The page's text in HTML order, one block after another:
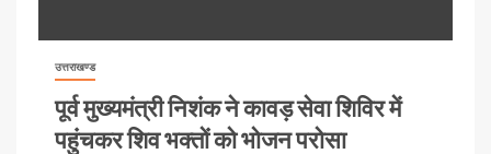
उत्तराखण्ड
पूर्व मुख्यमंत्री निशंक ने कावड़ सेवा शिविर में
पहुंचकर शिव भक्तों को भोजन परोसा